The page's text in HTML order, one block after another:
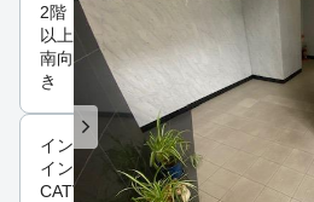
2階
以上
南向
き
インフラ
インターネット可
CATV